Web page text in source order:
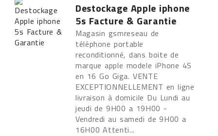
Destockage Apple iphone
5s Facture & Garantie
Magasin gsmreseau de
téléphone portable
reconditionné, dans boite de
marque apple modele iPhone 4S
en 16 Go Giga. VENTE
EXCEPTIONNELLEMENT en ligne
livraison à domicile Du Lundi au
jeudi de 9H00 a 19H00 -
Vendredi au samedi de 9H00 a
16H00 Attenti...